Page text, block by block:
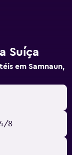
Suíça
em Samnaun,
8